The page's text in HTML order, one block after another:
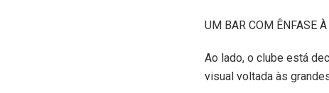
UM BAR COM ÊNFASE
Ao lado, o clube está
visual voltada às